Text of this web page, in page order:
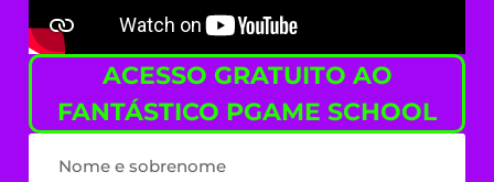
ACESSO GRATUITO AO
FANTÁSTICO PGAME SCHOOL